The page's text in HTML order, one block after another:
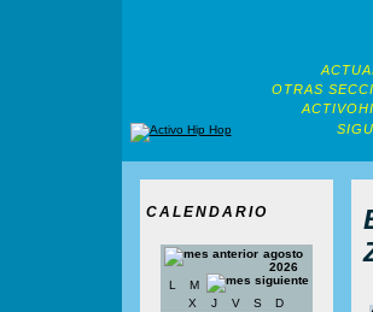
OTRAS
CALENDARIO
agosto
2026
L
M
X
J V S
D